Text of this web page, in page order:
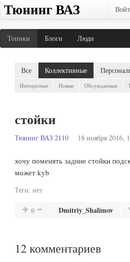
Тюнинг ВАЗ
Топики Блоги Люди
Все Коллективные
Интересные Новые Обсуждаемые
стойки
Тюнинг ВАЗ 2110 18 ноября 2016,
хочу поменять задние стойки
может kyb
Теги: нет
0 Dmitriy_Shalimov
12 комментариев